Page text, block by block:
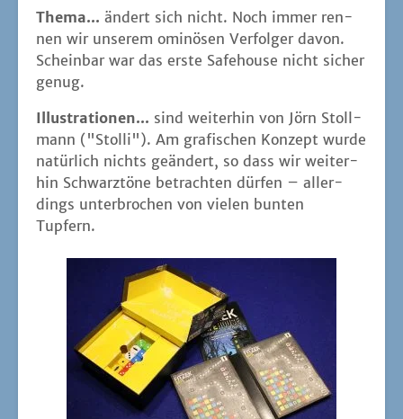
The­ma... ändert sich nicht. Noch immer ren­
nen wir unse­rem omi­nö­sen Ver­fol­ger davon.
Schein­bar war das ers­te Safe­house nicht sicher
genug.
Illus­tra­tio­nen... sind wei­ter­hin von Jörn Stoll­
mann ("Stol­li"). Am gra­fi­schen Kon­zept wur­de
natür­lich nichts geän­dert, so dass wir wei­ter­
hin Schwarz­tö­ne betrach­ten dür­fen – aller­
dings unter­bro­chen von vie­len bun­ten
Tupfern.